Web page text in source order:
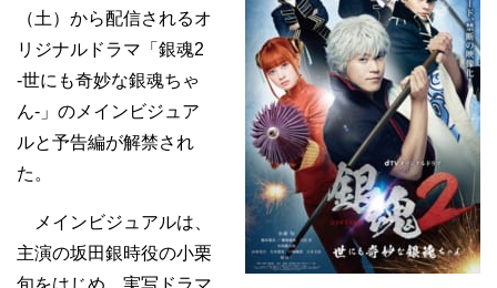
（土）から配信されるオ
リジナルドラマ「銀魂2
-世にも奇妙な銀魂ちゃ
ん-」のメインビジュア
ルと予告編が解禁され
た。
メインビジュアルは、
主演の坂田銀時役の小栗
旬をはじめ、実写ドラマ